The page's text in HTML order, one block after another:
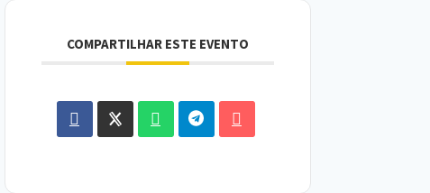
COMPARTILHAR ESTE EVENTO